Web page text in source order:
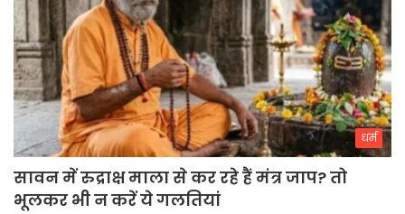
धर्म
सावन में रुद्राक्ष माला से कर रहे हैं मंत्र जाप? तो
भूलकर भी न करें ये गलतियां